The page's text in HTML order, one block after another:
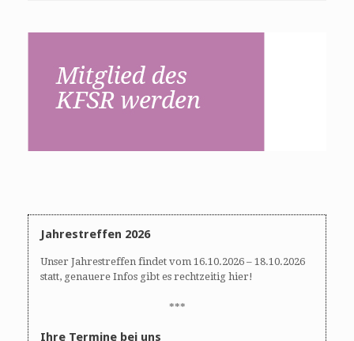
Jahrestreffen 2026
Unser Jahrestreffen findet vom 16.10.2026 – 18.10.2026
statt, genauere Infos gibt es rechtzeitig hier!
***
Ihre Termine bei uns